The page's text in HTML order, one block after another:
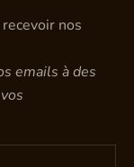
nos
emails à des